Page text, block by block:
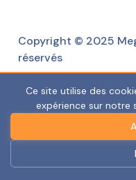
Copyright © 2025
réservés
Ce site utilise des
expérience sur notre